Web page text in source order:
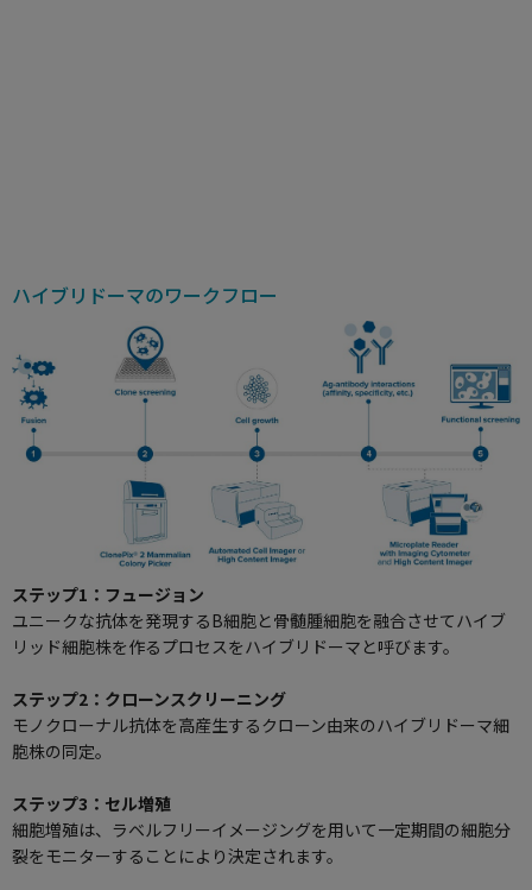
ハイブリドーマのワークフロー
ステップ1：フュージョン
ユニークな抗体を発現するB細胞と骨髄腫細胞を融合させてハイブ
リッド細胞株を作るプロセスをハイブリドーマと呼びます。
ステップ2：クローンスクリーニング
モノクローナル抗体を高産生するクローン由来のハイブリドーマ細
胞株の同定。
ステップ3：セル増殖
細胞増殖は、ラベルフリーイメージングを用いて一定期間の細胞分
裂をモニターすることにより決定されます。